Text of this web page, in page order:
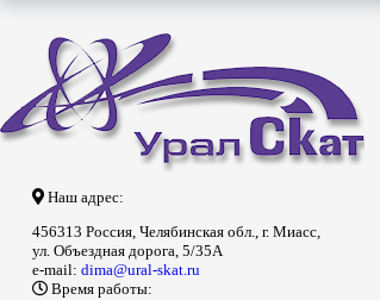
Наш адрес:
456313 Россия, Челябинская обл., г. Миасс,
ул. Объездная дорога, 5/35А
e-mail: dima@ural-skat.ru
Время работы: